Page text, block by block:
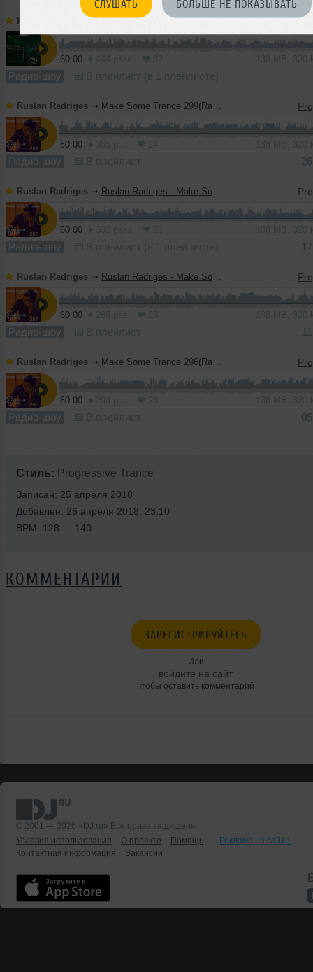
СЛУШАТЬ БОЛЬШЕ НЕ ПОКАЗЫВАТЬ
Ruslan Radriges ➝Make Some Trance 270(Radio_Show)
60:00
Радио-шоу
Ruslan Radriges ➝ Make Some Trance 299(Radio_Show)
60:00
Радио-шоу
Ruslan Radriges ➝ Ruslan Radriges - Make Some Trance 267(Radio_Show)
60:00
Радио-шоу
Ruslan Radriges ➝ Ruslan Radriges - Make Some Trance 297(Radio_Show)
60:00
Радио-шоу
Ruslan Radriges ➝ Make Some Trance 296(Radio_Show)
60:00
Радио-шоу
Стиль: Progressive Trance
Записан: 25 апреля 2018
Добавлен: 26 апреля 2018, 23:10
BPM: 128 — 140
КОММЕНТАРИИ
ЗАРЕГИСТРИРУЙТЕСЬ
Или
войдите на сайт
чтобы оставить комментарий
© 2001 — 2026 «DJ.ru» Все права защищены.
Условия использования
О проекте Помощь
Реклама на сайте
Контактная информация
Вакансии